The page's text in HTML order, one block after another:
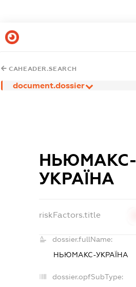
CAHEADER.SEARCH
document.dossier
НЬЮМАКС-
УКРАЇНА
riskFactors.title
dossier.fullName:
НЬЮМАКС-УКРАЇНА
dossier.opfSubType: